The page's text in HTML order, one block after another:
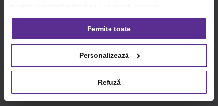
consimțământul oricând, făcând click pe linkul către
setările dvs. de cookie-uri.
privind utilizarea modulelor cookie.Detalii
Permite toate
Personalizează
Refuză